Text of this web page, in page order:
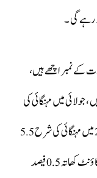
کے نمبر اچھے ہیں،
ارب ڈالرز ہیں ، جولائی میں مہنگائی کی
شرح 11.50 فیصد رہنے کا اندازہ تھا، مالی سال 2025 میں مہنگائی کی شرح 5.5
سے 7.5 فیصد رہے گی، مالی سال2025 میں کرنٹ اکاؤنٹ کھاتہ 0.5 فیصد